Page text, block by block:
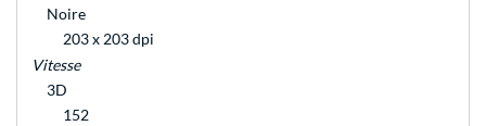
Noire
203 x 203 dpi
Vitesse
3D
152